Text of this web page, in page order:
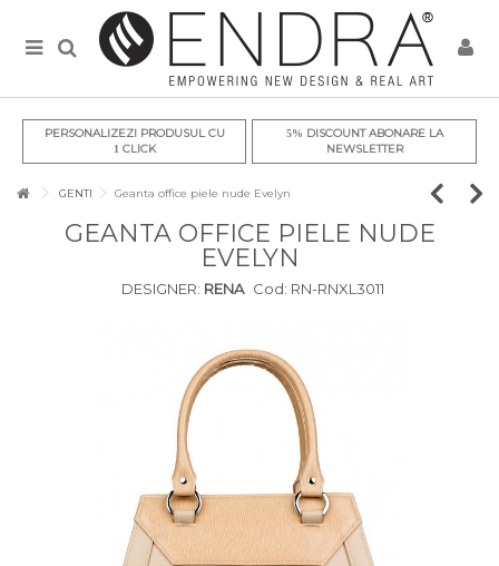
PERSONALIZEZI PRODUSUL CU
1CLICK
5% DISCOUNT ABONARE LA
NEWSLETTER
GENTI Geanta office piele nude Evelyn
GEANTA OFFICE PIELE NUDE
EVELYN
DESIGNER: RENA Cod: RN-RNXL3011